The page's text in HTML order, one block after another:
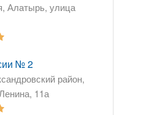
Алатырь, улица
№ 2
район,
11а